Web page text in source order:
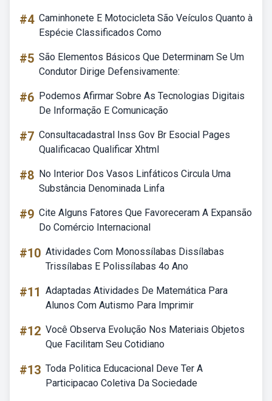
#4 Caminhonete E Motocicleta São Veículos Quanto à
Espécie Classificados Como
#5 São Elementos Básicos Que Determinam Se Um
Condutor Dirige Defensivamente:
#6 Podemos Afirmar Sobre As Tecnologias Digitais
De Informação E Comunicação
#7 Consultacadastral Inss Gov Br Esocial Pages
Qualificacao Qualificar Xhtml
#8 No Interior Dos Vasos Linfáticos Circula Uma
Substância Denominada Linfa
#9 Cite Alguns Fatores Que Favoreceram A Expansão
Do Comércio Internacional
#10 Atividades Com Monossílabas Dissílabas
Trissílabas E Polissílabas 4o Ano
#11 Adaptadas Atividades De Matemática Para
Alunos Com Autismo Para Imprimir
#12 Você Observa Evolução Nos Materiais Objetos
Que Facilitam Seu Cotidiano
#13 Toda Politica Educacional Deve Ter A
Participacao Coletiva Da Sociedade